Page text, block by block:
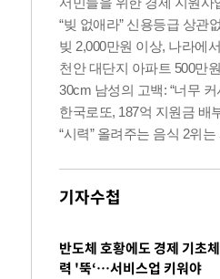
기자수첩
반도체 호황에도 경제 기초체
력 '뚝‘…서비스업 키워야